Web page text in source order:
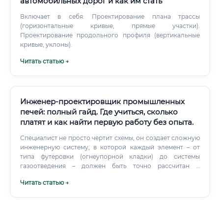
Включает в себя: Проектирование плана трассы
(горизонтальные кривые, прямые участки).
Проектирование продольного профиля (вертикальные
кривые, уклоны).
Читать статью →
Инженер-проектировщик промышленных
печей: полный гайд. Где учиться, сколько
платят и как найти первую работу без опыта.
Специалист не просто чертит схемы, он создает сложную
инженерную систему, в которой каждый элемент – от
типа футеровки (огнеупорной кладки) до системы
газоотведения – должен быть точно рассчитан и
технического задания от заказчика, в котором указаны
Читать статью →